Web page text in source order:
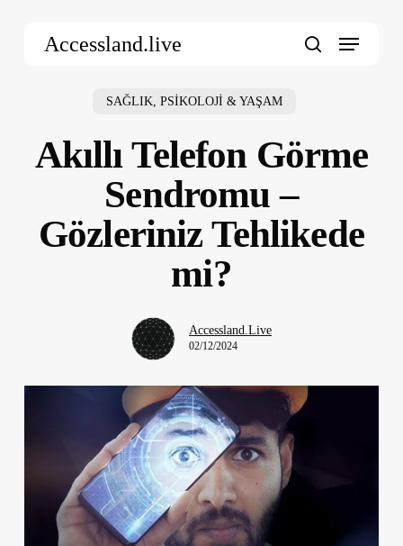
Accessland.live Menu
SAĞLIK, PSİKOLOJİ & YAŞAM
Akıllı Telefon Görme
Sendromu –
Gözleriniz Tehlikede
mi?
Accessland.Live
02/12/2024